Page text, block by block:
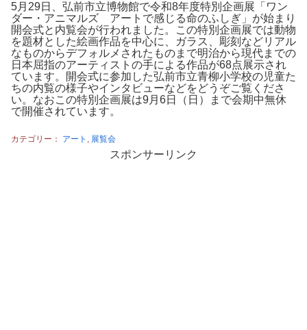
5月29日、弘前市立博物館で令和8年度特別企画展「ワン
ダー・アニマルズ アートで感じる命のふしぎ」が始まり
開会式と内覧会が行われました。この特別企画展では動物
を題材とした絵画作品を中心に、ガラス、彫刻などリアル
なものからデフォルメされたものまで明治から現代までの
日本屈指のアーティストの手による作品が68点展示され
ています。開会式に参加した弘前市立青柳小学校の児童た
ちの内覧の様子やインタビューなどをどうぞご覧くださ
い。なおこの特別企画展は9月6日（日）まで会期中無休
で開催されています。
カテゴリー： アート 展覧会
スポンサーリンク